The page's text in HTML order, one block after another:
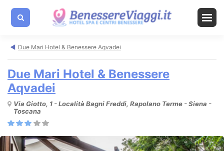
Due Mari Hotel & Benessere Aqvadei
Due Mari Hotel & Benessere
Aqvadei
Via Giotto, 1 - Località Bagni Freddi, Rapolano Terme - Siena -
Toscana